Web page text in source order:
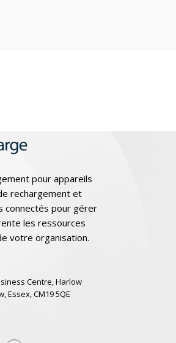
pour appareils
rechargement et
connectés pour gérer
les ressources
votre organisation.
Centre, Harlow
Essex, CM19 5QE